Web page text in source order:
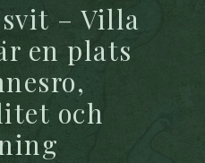
– Villa
en plats
och